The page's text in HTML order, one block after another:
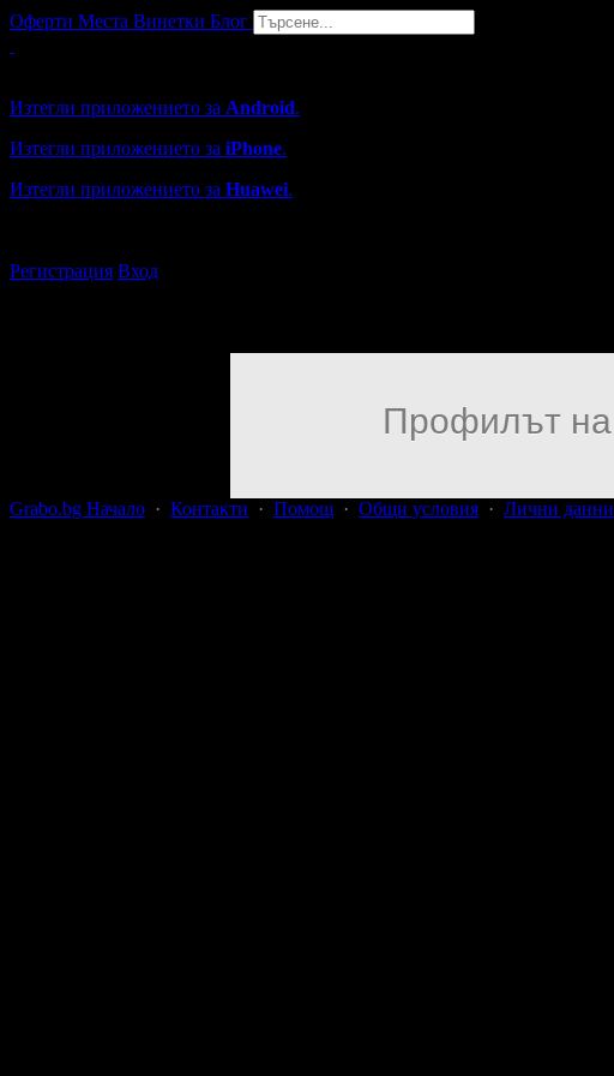
Оферти Места Винетки Блог
Изтегли приложението за Android.
Изтегли приложението за iPhone.
Изтегли приложението за Huawei.
Регистрация Вход
Профилът на
Grabo.bg Начало · Контакти · Помощ · Общи условия · Лични данни